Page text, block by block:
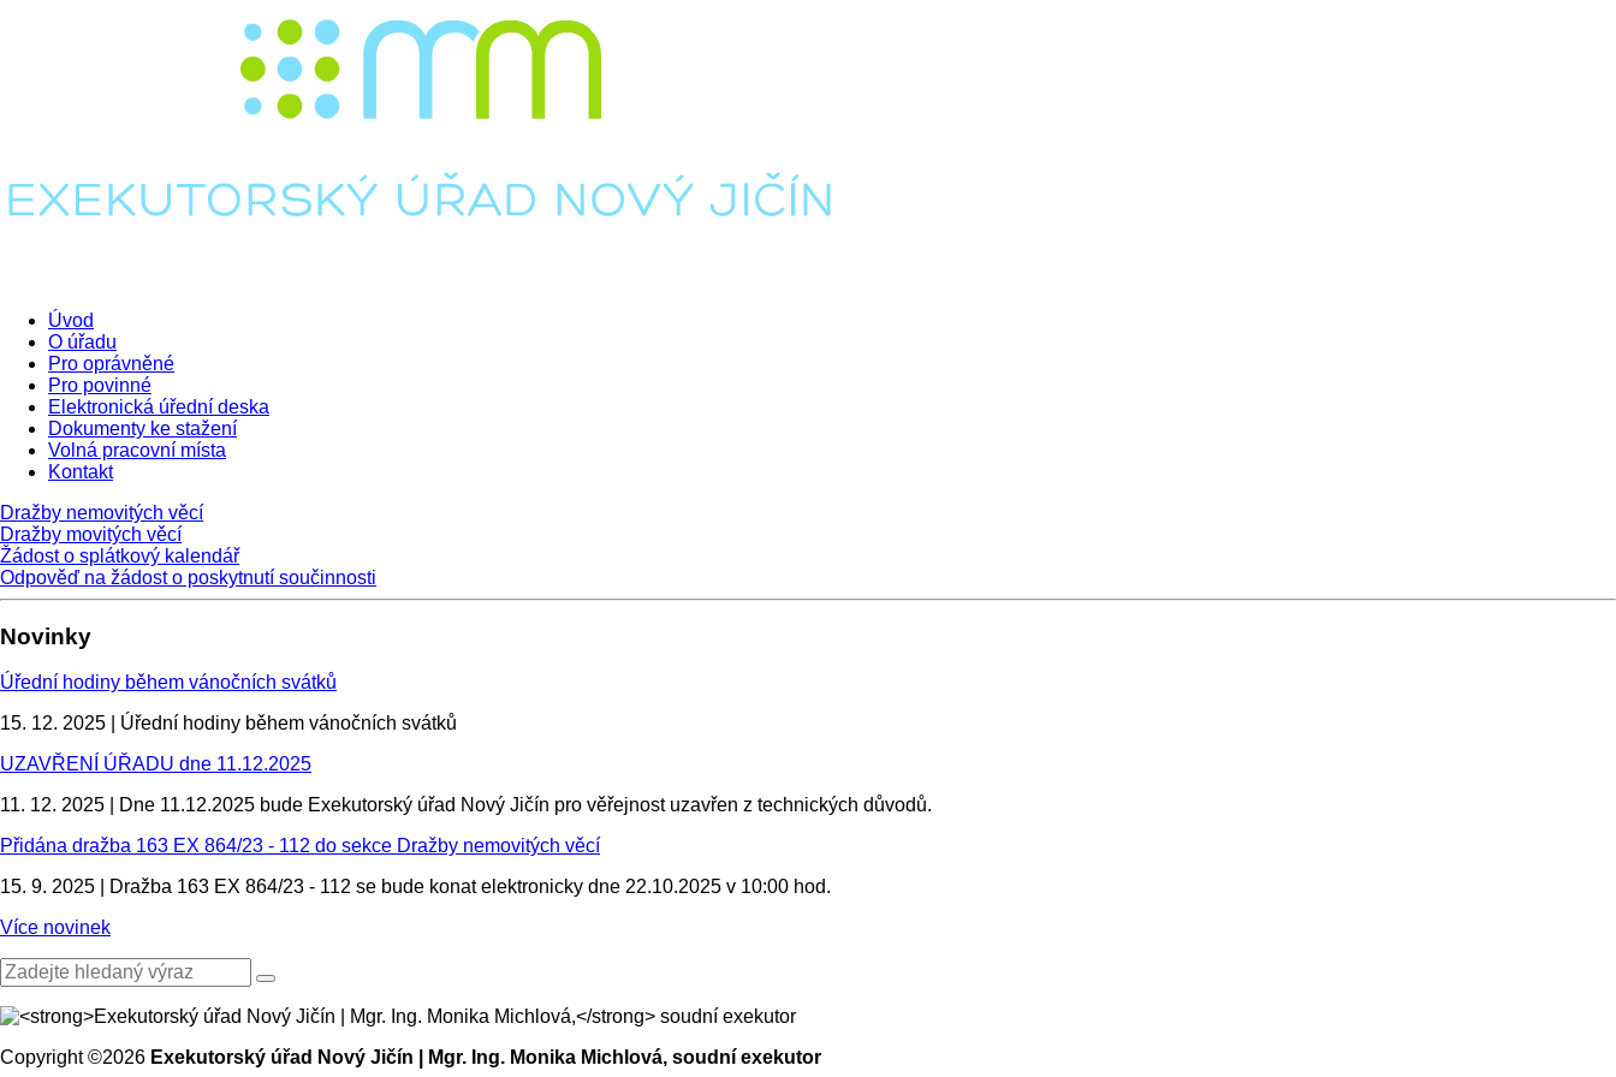
Úvod
O úřadu
Pro oprávněné
Pro povinné
Elektronická úřední deska
Dokumenty ke stažení
Volná pracovní místa
Kontakt
Dražby nemovitých věcí
Dražby movitých věcí
Žádost o splátkový kalendář
Odpověď na žádost o poskytnutí součinnosti
Novinky
Úřední hodiny během vánočních svátků
15. 12. 2025 | Úřední hodiny během vánočních svátků
UZAVŘENÍ ÚŘADU dne 11.12.2025
11. 12. 2025 |
Dne 11.12.2025 bude Exekutorský úřad Nový Jičín pro věřejnost uzavřen z technických důvodů.
Přidána dražba 163 EX 864/23 - 112 do sekce Dražby nemovitých věcí
15. 9. 2025 |
Dražba 163 EX 864/23 - 112 se bude konat elektronicky dne 22.10.2025 v 10:00 hod.
Více novinek
Copyright ©2026 Exekutorský úřad Nový Jičín | Mgr. Ing. Monika Michlová, soudní exekutor